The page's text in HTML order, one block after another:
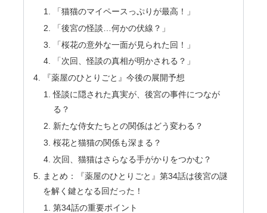
「猫猫のマイペースっぷりが最高！」
「後宮の怪談…何かの伏線？」
「桜花の意外な一面が見られた回！」
「次回、怪談の真相が明かされる？」
『薬屋のひとりごと』今後の展開予想
怪談に隠された真実が、後宮の事件につなが
る？
新たな侍女たちとの関係はどう変わる？
桜花と猫猫の関係も深まる？
次回、猫猫はさらなる手がかりをつかむ？
まとめ：『薬屋のひとりごと』第34話は後宮の謎
を解く鍵となる回だった！
第34話の重要ポイント